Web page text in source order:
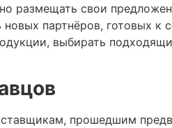
размещать свои
партнёров, готовых к
выбирать
прошедшим